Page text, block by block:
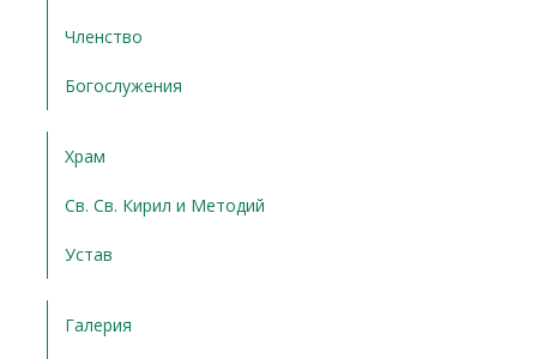
Членство
Богослужения
Храм
Св. Св. Кирил и Методий
Устав
Галерия